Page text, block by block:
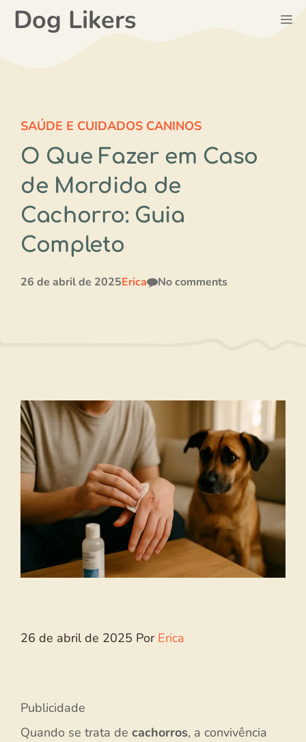
Pular
paraDog Likers
SAÚDE E CUIDADOS CANINOS
O Que Fazer em Caso
de Mordida de
Cachorro: Guia
Completo
26 de abril de 2025Erica No comments
26 de abril de 2025 Por Erica
Publicidade
Quando se trata de cachorros, a convivência